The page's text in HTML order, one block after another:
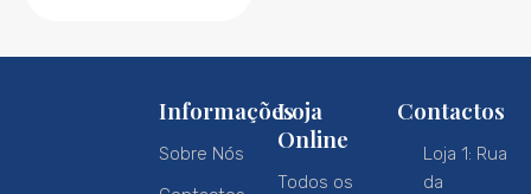
Informações
Sobre Nós
Loja
Online
Todos os
Contactos
Loja 1: Rua
da